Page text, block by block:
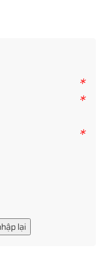
*
*
*
lại